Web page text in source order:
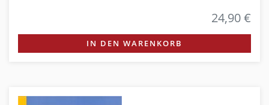
24,90 €
IN DEN WARENKORB